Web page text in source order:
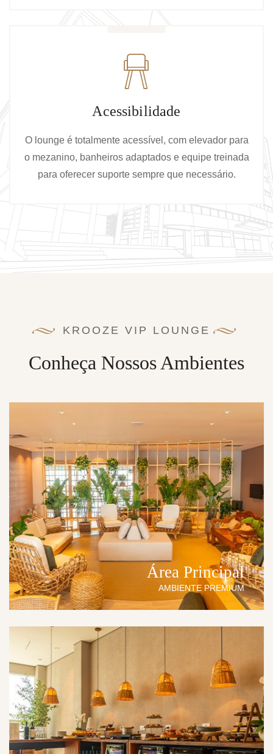
Acessibilidade
O lounge é totalmente acessível, com elevador para
o mezanino, banheiros adaptados e equipe treinada
para oferecer suporte sempre que necessário.
KROOZE VIP LOUNGE
Conheça Nossos Ambientes
Área Principal
AMBIENTE PREMIUM